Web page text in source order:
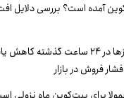
آمده است؟ بررسی دلایل
چرا قیمت رمزارزها در ۲۴ ساعت
فشار فروش در بازار